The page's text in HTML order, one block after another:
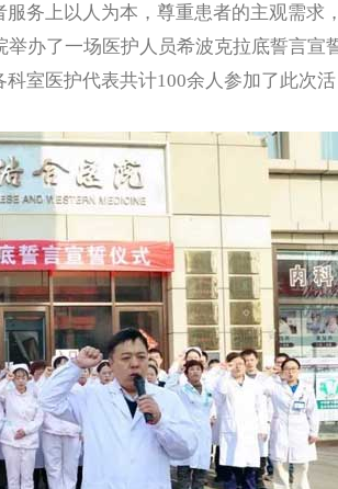
务上以人为本，尊重患者的主观需求
办了一场医护人员希波克拉底誓言宣
室医护代表共计100余人参加了此次活